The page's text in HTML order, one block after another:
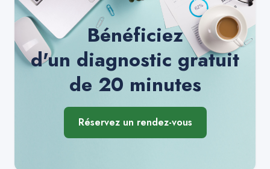
Bénéficiez
d'un diagnostic gratuit
de 20 minutes
Réservez un rendez-vous